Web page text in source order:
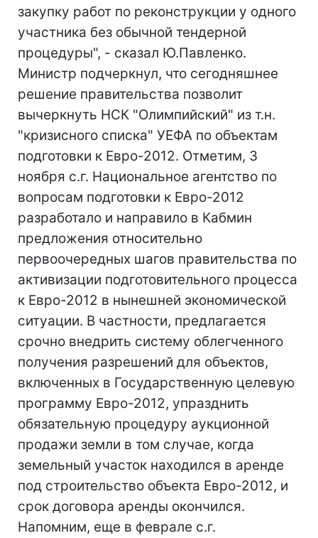
закупку работ по реконструкции у одного
участника без обычной тендерной
процедуры", - сказал Ю.Павленко.
Министр подчеркнул, что сегодняшнее
решение правительства позволит
вычеркнуть НСК "Олимпийский" из т.н.
"кризисного списка" УЕФА по объектам
подготовки к Евро-2012. Отметим, 3
ноября с.г. Национальное агентство по
вопросам подготовки к Евро-2012
разработало и направило в Кабмин
предложения относительно
первоочередных шагов правительства по
активизации подготовительного процесса
к Евро-2012 в нынешней экономической
ситуации. В частности, предлагается
срочно внедрить систему облегченного
получения разрешений для объектов,
включенных в Государственную целевую
программу Евро-2012, упразднить
обязательную процедуру аукционной
продажи земли в том случае, когда
земельный участок находился в аренде
под строительство объекта Евро-2012, и
срок договора аренды окончился.
Напомним, еще в феврале с.г.